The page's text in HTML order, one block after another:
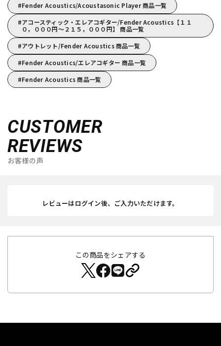
Fender Acoustics/Acoustasonic Player 商品一覧
アコースティック・エレアコギター/Fender Acoustics【１１
０，０００円～２１５，０００円】 商品一覧
アウトレット/Fender Acoustics 商品一覧
Fender Acoustics/エレアコギター 商品一覧
Fender Acoustics 商品一覧
CUSTOMER
REVIEWS
お客様の声
レビューはログイン後、ご入力いただけます。
この商品をシェアする